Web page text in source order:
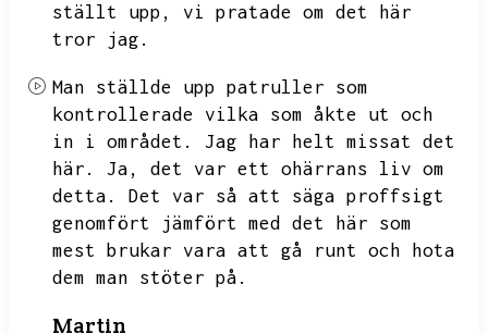
ställt upp,
vi pratade om det här
tror jag.
Man ställde upp patruller som
kontrollerade vilka som åkte ut och
in i området.
Jag har helt missat det
här.
Ja,
det var ett ohärrans liv om
detta.
Det var så att säga proffsigt
genomfört jämfört med det här som
mest brukar vara att gå runt och hota
dem man stöter på.
Martin